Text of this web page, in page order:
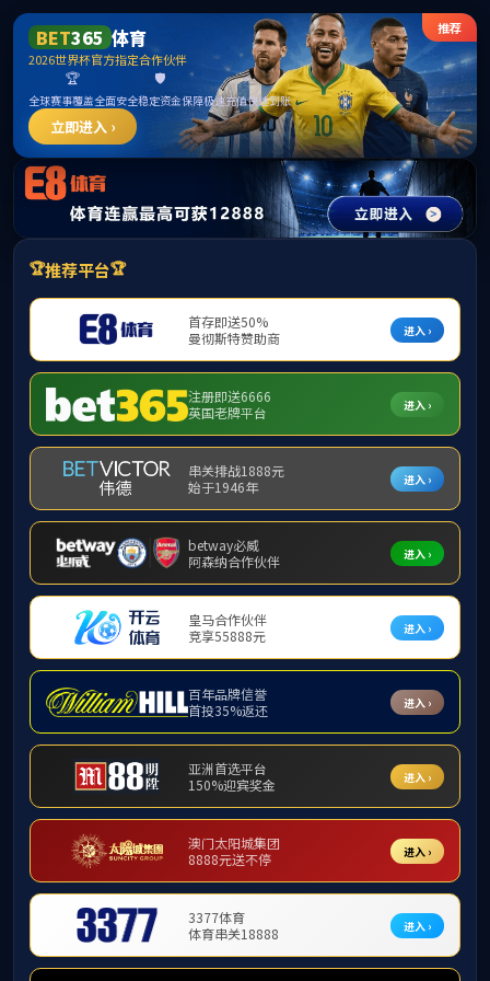
中国·yl1111永利(集团)有限公司-Official Website
提示：虚拟目录未发布在此域名下
首页 关闭此页